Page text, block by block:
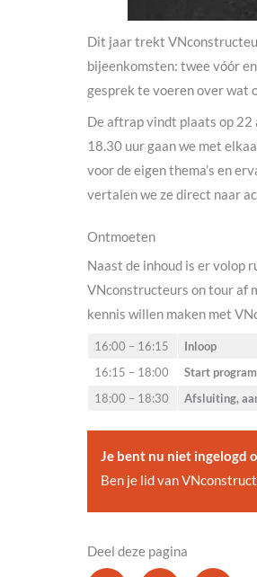
Dit jaar trekt
bijeenkomsten: twee vóór
gesprek te voeren over wat
De aftrap vindt plaats op
18.30 uur gaan we met
voor de eigen thema’s en
vertalen we ze direct naar
Ontmoeten
Naast de inhoud is er volop
VNconstructeurs on tour af
kennis willen maken met
16:00 – 16:15
Inloop
16:15 – 18:00
Start
18:00 – 18:30
Afsluiting,
Je bent nu niet ingelogd
Ben je lid van
Deel deze pagina